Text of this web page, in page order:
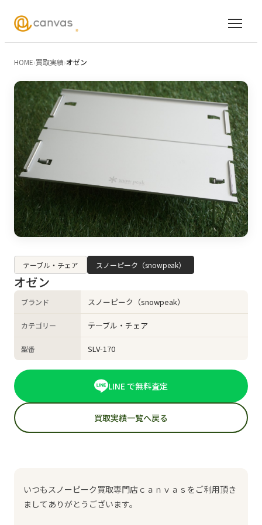
HOME›買取実績›オゼン
テーブル・チェア スノーピーク（snowpeak）
オゼン
ブランド スノーピーク（snowpeak）
カテゴリー テーブル・チェア
型番 SLV-170
LINE で無料査定
買取実績一覧へ戻る
いつもスノーピーク買取専門店ｃａｎｖａｓをご利用頂き
ましてありがとうございます。